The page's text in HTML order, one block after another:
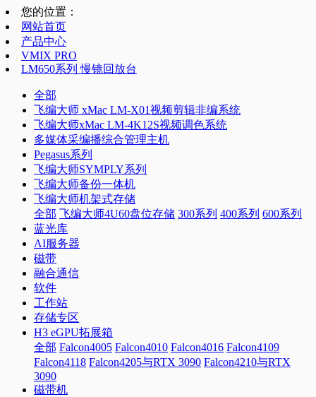
您的位置：
网站首页
产品中心
VMIX PRO
LM650系列 慢镜回放台
全部
飞编大师 xMac LM-X01视频剪辑非编系统
飞编大师xMac LM-4K12S视频调色系统
多媒体采编播综合管理主机
Pegasus系列
飞编大师SYMPLY系列
飞编大师备份一体机
飞编大师机架式存储
全部 飞编大师4U60盘位存储 300系列 400系列 600系列
蓝光库
AI服务器
磁带
融合通信
软件
工作站
存储专区
H3 eGPU拓展箱
全部 Falcon4005 Falcon4010 Falcon4016 Falcon4109
Falcon4118 Falcon4205与RTX 3090 Falcon4210与RTX
3090
磁带机